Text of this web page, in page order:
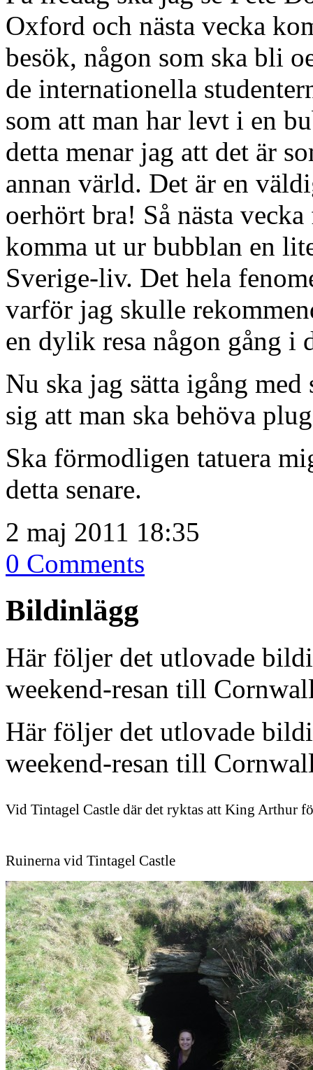
Oxford och nästa vecka
besök, någon som ska bli
de internationella
som att man har levt i en
detta menar jag att det är
annan värld. Det är en
oerhört bra! Så nästa
komma ut ur bubblan en
Sverige-liv. Det hela
varför jag skulle
en dylik resa någon gång i
Nu ska jag sätta igång
sig att man ska behöva
Ska förmodligen tatuera
detta senare.
2 maj 2011 18:35
0 Comments
Bildinlägg
Här följer det utlovade
weekend-resan till
Här följer det utlovade
weekend-resan till
Vid Tintagel Castle där det ryktas att King Arthur
Ruinerna vid Tintagel Castle